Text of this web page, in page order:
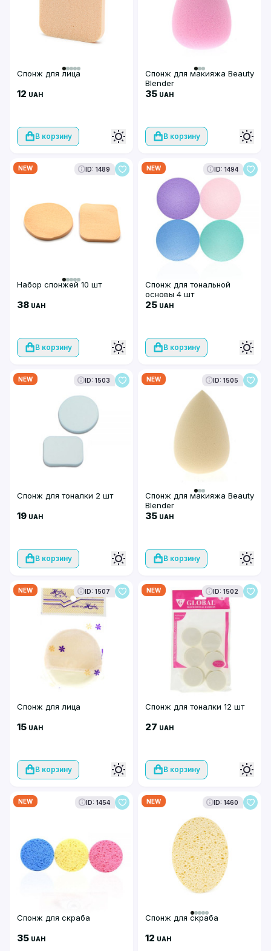
Спонж для лица
12 UAH
В корзину
Спонж для макияжа Beauty
Blender
35 UAH
В корзину
NEW ID: 1489
Набор спонжей 10 шт
38 UAH
В корзину
NEW ID: 1494
Спонж для тональной
основы 4 шт
25 UAH
В корзину
NEW ID: 1503
Спонж для тоналки 2 шт
19 UAH
В корзину
NEW ID: 1505
Спонж для макияжа Beauty
Blender
35 UAH
В корзину
NEW ID: 1507
Спонж для лица
15 UAH
В корзину
NEW ID: 1502
Спонж для тоналки 12 шт
27 UAH
В корзину
NEW ID: 1454
Спонж для скраба
35 UAH
NEW ID: 1460
Спонж для скраба
12 UAH